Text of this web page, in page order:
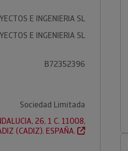
E INGENIERIA SL
E INGENIERIA SL
B72352396
Sociedad Limitada
26, 1 C. 11008,
(CADIZ). ESPAÑA.